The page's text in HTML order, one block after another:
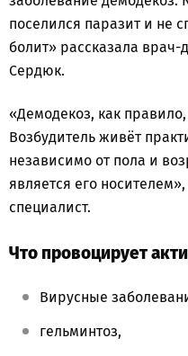
поселился паразит и не
болит» рассказала врач-
Сердюк.
«Демодекоз, как
Возбудитель живёт
независимо от пола и
является его
специалист.
Что провоцирует
Вирусные
гельминтоз,